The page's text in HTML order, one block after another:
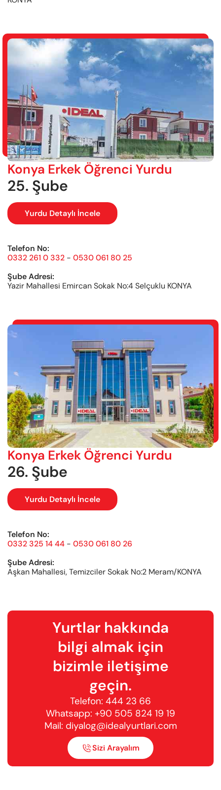
Konya Erkek Öğrenci Yurdu
25. Şube
Yurdu Detaylı İncele
Telefon No:
0332 261 0 332 - 0530 061 80 25
Şube Adresi:
Yazir Mahallesi Emircan Sokak No:4 Selçuklu KONYA
Konya Erkek Öğrenci Yurdu
26. Şube
Yurdu Detaylı İncele
Telefon No:
0332 325 14 44 - 0530 061 80 26
Şube Adresi:
Aşkan Mahallesi, Temizciler Sokak No:2 Meram/KONYA
Yurtlar hakkında
bilgi almak için
bizimle iletişime
geçin.
Telefon: 444 23 66
Whatsapp: +90 505 824 19 19
Mail: diyalog@idealyurtlari.com
Sizi Arayalım